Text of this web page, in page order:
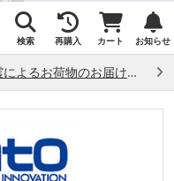
検索 再購入 カート お知らせ
熊本県熊本地方で発生した地震によるお荷物のお届け状況について （7/28）